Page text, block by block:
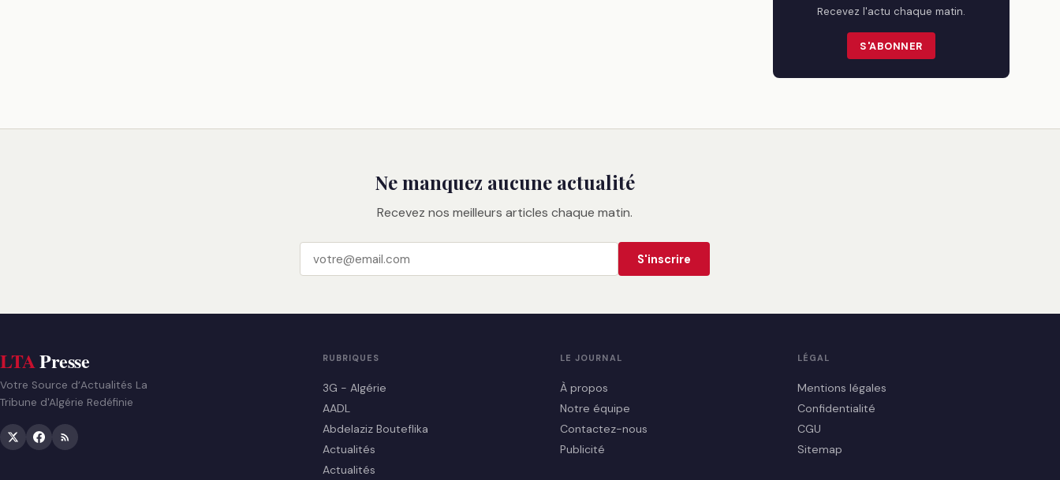
Recevez l'actu chaque matin.
S'ABONNER
Ne manquez aucune actualité
Recevez nos meilleurs articles chaque matin.
S'inscrire
LTAPresse
Votre Source d’Actualités La
Tribune d'Algérie Redéfinie
RUBRIQUES
3G - Algérie
AADL
Abdelaziz Bouteflika
Actualités
Actualités
LE JOURNAL
À propos
Notre équipe
Contactez-nous
Publicité
LÉGAL
Mentions légales
Confidentialité
CGU
Sitemap